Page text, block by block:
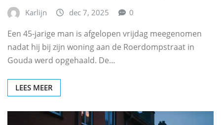
Karlijn dec 7, 2025 0
Een 45-jarige man is afgelopen vrijdag meegenomen
nadat hij bij zijn woning aan de Roerdompstraat in
Gouda werd opgehaald. De…
LEES MEER